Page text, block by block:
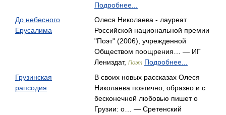
Подробнее...
До небесного
Ерусалима
Олеся Николаева - лауреат
Российской национальной премии
"Поэт" (2006), учрежденной
Обществом поощрения… — ИГ
Лениздат, Поэт Подробнее...
Грузинская
рапсодия
В своих новых рассказах Олеся
Николаева поэтично, образно и с
бесконечной любовью пишет о
Грузии: о… — Сретенский